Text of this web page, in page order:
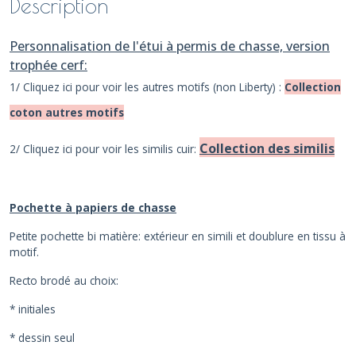
Personnalisation de l'étui à permis de chasse, version
trophée cerf:
1/ Cliquez ici pour voir les autres motifs (non Liberty) : Collection
coton autres motifs
2/ Cliquez ici pour voir les similis cuir: Collection des similis
Pochette à papiers de chasse
Petite pochette bi matière: extérieur en simili et doublure en tissu à
motif.
Recto brodé au choix:
* initiales
* dessin seul